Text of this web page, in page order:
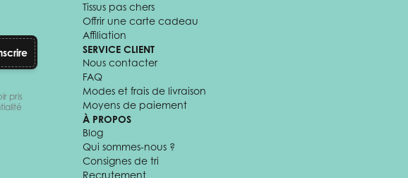
pris
Tissus pas chers
Offrir une carte cadeau
Affiliation
SERVICE CLIENT
Nous contacter
FAQ
Modes et frais de livraison
Moyens de paiement
À PROPOS
Blog
Qui sommes-nous ?
Consignes de tri
Recrutement